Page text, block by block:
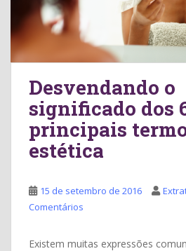
Desvendando o
significado dos
principais
estética
15 de setembro de 2016
Comentários
Existem muitas expressões